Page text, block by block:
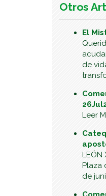
Otros
El
de
Leer
LEÓN
Plaza
de